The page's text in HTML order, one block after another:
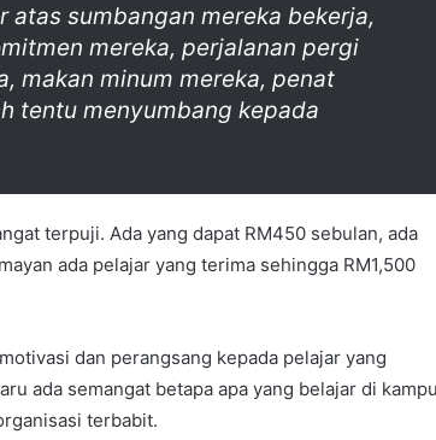
sumbangan mereka bekerja,
mereka, perjalanan pergi
makan minum mereka, penat
tentu menyumbang kepada
terpuji. Ada yang dapat RM450 sebulan, ada
ada pelajar yang terima sehingga RM1,500
dan perangsang kepada pelajar yang
ada semangat betapa apa yang belajar di
terbabit.